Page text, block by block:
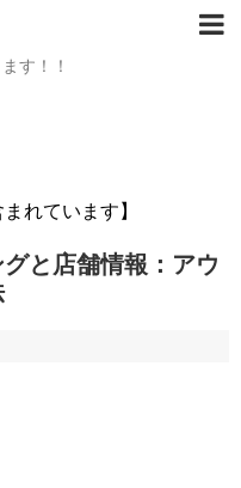
す！！
れています】
と店舗情報：アウ